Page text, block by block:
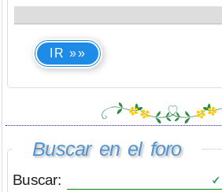
IR »»
Buscar en el foro
Buscar: